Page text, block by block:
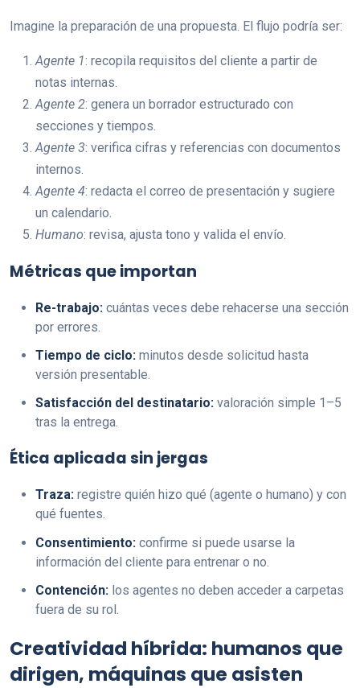
Imagine la preparación de una propuesta. El flujo podría ser:
Agente 1: recopila requisitos del cliente a partir de
notas internas.
Agente 2: genera un borrador estructurado con
secciones y tiempos.
Agente 3: verifica cifras y referencias con documentos
internos.
Agente 4: redacta el correo de presentación y sugiere
un calendario.
Humano: revisa, ajusta tono y valida el envío.
Métricas que importan
Re-trabajo: cuántas veces debe rehacerse una sección
por errores.
Tiempo de ciclo: minutos desde solicitud hasta
versión presentable.
Satisfacción del destinatario: valoración simple 1–5
tras la entrega.
Ética aplicada sin jergas
Traza: registre quién hizo qué (agente o humano) y con
qué fuentes.
Consentimiento: confirme si puede usarse la
información del cliente para entrenar o no.
Contención: los agentes no deben acceder a carpetas
fuera de su rol.
Creatividad híbrida: humanos que
dirigen, máquinas que asisten